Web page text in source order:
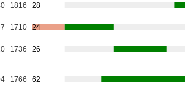
1816 28
1710 24
1736 26
1766 62